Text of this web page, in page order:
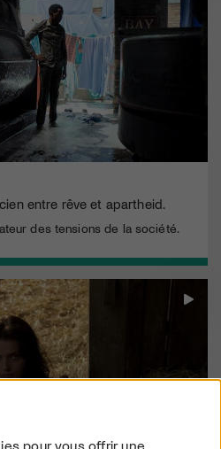
entre rêve et apartheid.
des tensions de la société.
pour vous offrir une